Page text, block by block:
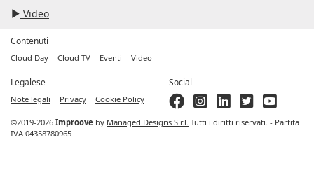
Video
Contenuti
Cloud Day Cloud TV Eventi Video
Legalese
Note legali Privacy Cookie Policy
Social
©2019-2026 Improove by Managed Designs S.r.l. Tutti i diritti riservati. - Partita
IVA 04358780965